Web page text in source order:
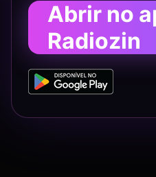
Abrir no
Radiozin